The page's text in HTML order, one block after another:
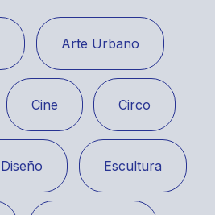
Arte Urbano
Cine Circo
Diseño Escultura